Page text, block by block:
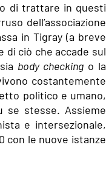
di trattare in questi
dell’associazione
in Tigray (a breve
di ciò che accade sul
body checking o la
costantemente
politico e umano,
se stesse. Assieme
e intersezionale,
con le nuove istanze